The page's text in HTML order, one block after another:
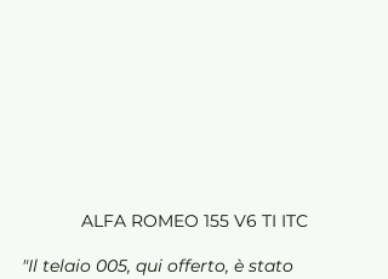
ALFA ROMEO 155 V6 TI ITC
"Il telaio 005, qui offerto, è stato